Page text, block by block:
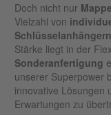
Doch nicht nur
Vielzahl von
Schlüsselanhängern
Stärke liegt in der
Sonderanfertigung
unserer Superpower
innovative Lösungen
Erwartungen zu